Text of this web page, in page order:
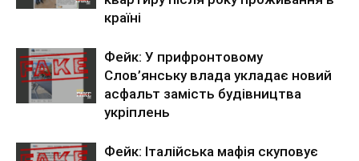
країні
Фейк: У прифронтовому
Слов’янську влада укладає новий
асфальт замість будівництва
укріплень
Фейк: Італійська мафія скуповує